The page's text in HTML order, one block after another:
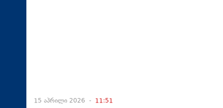
15 აპრილი 2026 - 11:51